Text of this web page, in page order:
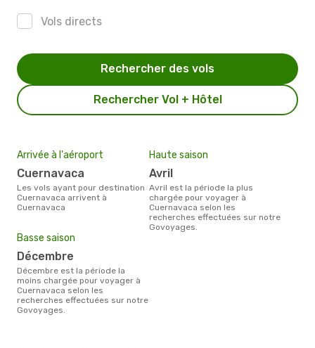
Vols directs
Rechercher Vol + Hôtel
Rechercher des vols
Arrivée à l'aéroport
Cuernavaca
Les vols ayant pour destination
Cuernavaca arrivent à
Cuernavaca
Haute saison
avril
avril est la période la plus
chargée pour voyager à
Cuernavaca selon les
recherches effectuées sur notre
Govoyages.
Basse saison
décembre
décembre est la période la
moins chargée pour voyager à
Cuernavaca selon les
recherches effectuées sur notre
Govoyages.